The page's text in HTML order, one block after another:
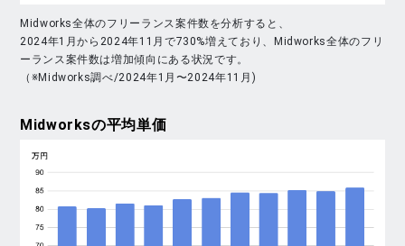
Midworks全体のフリーランス案件数を分析すると、
2024年1月から2024年11月で730%増えており、Midworks全体のフリ
ーランス案件数は増加傾向にある状況です。
（※Midworks調べ/2024年1月〜2024年11月)
Midworksの平均単価